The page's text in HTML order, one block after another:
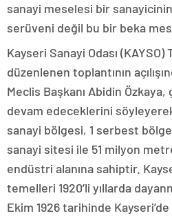
sanayi meselesi bir
serüveni değil bu bir beka
Kayseri Sanayi Odası (KAYSO)
düzenlenen toplantının
Meclis Başkanı Abidin Özkaya,
devam edeceklerini
sanayi bölgesi, 1 serbest
sanayi sitesi ile 51 milyon
endüstri alanına sahiptir.
temelleri 1920’li yıllarda
Ekim 1926 tarihinde